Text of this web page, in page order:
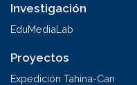
Investigación
EduMediaLab
Proyectos
Expedición Tahina-Can